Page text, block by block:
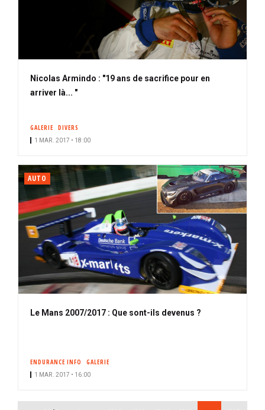
Nicolas Armindo : "19 ans de sacrifice pour en
arriver là... "
GALERIE DIVERS
1 MAR. 2017 • 18:00
AUTO
Le Mans 2007/2017 : Que sont-ils devenus ?
ENDURANCE INFO GALERIE
1 MAR. 2017 • 16:00